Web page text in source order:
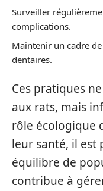
Surveiller
complications.
Maintenir un cadre
dentaires.
Ces pratiques
aux rats, mais
rôle écologique
leur santé, il est
équilibre de
contribue à